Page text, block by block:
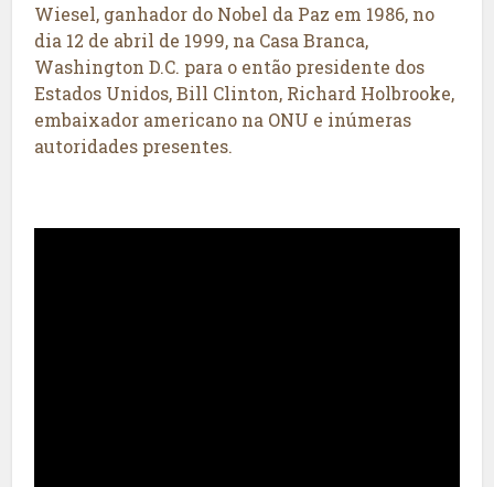
Wiesel, ganhador do Nobel da Paz em 1986, no
dia 12 de abril de 1999, na Casa Branca,
Washington D.C. para o então presidente dos
Estados Unidos, Bill Clinton, Richard Holbrooke,
embaixador americano na ONU e inúmeras
autoridades presentes.